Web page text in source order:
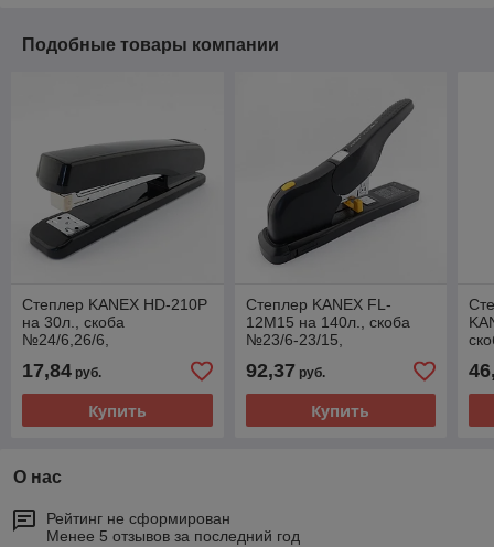
Подобные товары компании
Степлер KANEX HD-210P
на 30л., скоба
№24/6,26/6,
лицами и ИП)
17,84 руб.
Купить
Степлер KANEX FL-
12M15 на 140л., скоба
№23/6-23/15,
лицами и ИП)
92,37 руб.
Купить
О нас
Рейтинг не сформирован
Менее 5 отзывов за последний год